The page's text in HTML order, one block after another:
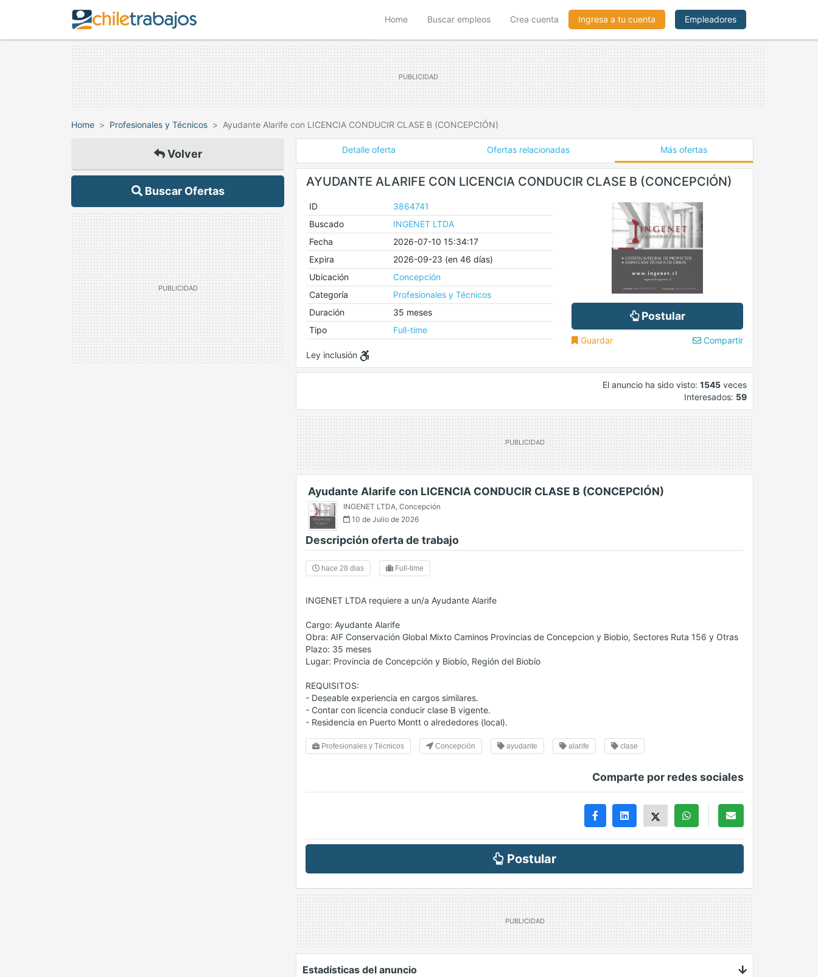
Home(current)Buscar empleos Crea cuenta Ingresa a tu cuenta Empleadores
Home Profesionales y Técnicos Ayudante Alarife con LICENCIA CONDUCIR CLASE B (CONCEPCIÓN)
Volver
Buscar Ofertas
Detalle oferta Ofertas relacionadas Más ofertas
AYUDANTE ALARIFE CON LICENCIA CONDUCIR CLASE B (CONCEPCIÓN)
ID
3864741
Buscado
INGENET LTDA
Fecha
2026-07-10 15:34:17
Expira
2026-09-23 (en 46 días)
Ubicación
Concepción
Categoría
Profesionales y Técnicos
Duración
35 meses
Tipo
Full-time
Ley inclusión
Postular
Guardar Compartir
El anuncio ha sido visto: 1545 veces
Interesados: 59
Ayudante Alarife con LICENCIA CONDUCIR CLASE B (CONCEPCIÓN)
INGENET LTDA, Concepción
10 de Julio de 2026
Descripción oferta de trabajo
hace 28 dias Full-time
INGENET LTDA requiere a un/a Ayudante Alarife
Cargo: Ayudante Alarife
Obra: AIF Conservación Global Mixto Caminos Provincias de Concepcion y Biobio, Sectores Ruta 156 y Otras
Plazo: 35 meses
Lugar: Provincia de Concepción y Biobío, Región del Biobío
REQUISITOS:
- Deseable experiencia en cargos similares.
- Contar con licencia conducir clase B vigente.
- Residencia en Puerto Montt o alrededores (local).
Profesionales y Técnicos Concepción ayudante alarife clase
Comparte por redes sociales
Postular
Estadísticas del anuncio